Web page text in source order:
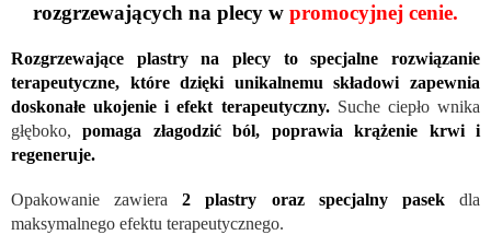
rozgrzewających na plecy w promocyjnej cenie.
Rozgrzewające plastry na plecy to specjalne rozwiązanie
terapeutyczne, które dzięki unikalnemu składowi zapewnia
doskonałe ukojenie i efekt terapeutyczny.Suche ciepło wnika
głęboko,pomaga złagodzić ból, poprawia krążenie krwi i
regeneruje.
Opakowanie zawiera2 plastry oraz specjalny pasekdla
maksymalnego efektu terapeutycznego.